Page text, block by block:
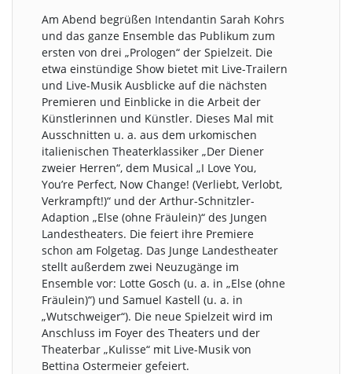
Am Abend begrüßen Intendantin Sarah Kohrs
und das ganze Ensemble das Publikum zum
ersten von drei „Prologen“ der Spielzeit. Die
etwa einstündige Show bietet mit Live-Trailern
und Live-Musik Ausblicke auf die nächsten
Premieren und Einblicke in die Arbeit der
Künstlerinnen und Künstler. Dieses Mal mit
Ausschnitten u. a. aus dem urkomischen
italienischen Theaterklassiker „Der Diener
zweier Herren“, dem Musical „I Love You,
You’re Perfect, Now Change! (Verliebt, Verlobt,
Verkrampft!)“ und der Arthur-Schnitzler-
Adaption „Else (ohne Fräulein)“ des Jungen
Landestheaters. Die feiert ihre Premiere
schon am Folgetag. Das Junge Landestheater
stellt außerdem zwei Neuzugänge im
Ensemble vor: Lotte Gosch (u. a. in „Else (ohne
Fräulein)“) und Samuel Kastell (u. a. in
„Wutschweiger“). Die neue Spielzeit wird im
Anschluss im Foyer des Theaters und der
Theaterbar „Kulisse“ mit Live-Musik von
Bettina Ostermeier gefeiert.